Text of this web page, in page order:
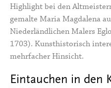
Highlight bei den
gemalte Maria Magdalena
Niederländlichen Malers
1703). Kunsthistorisch
mehrfacher Hinsicht.
Eintauchen in den